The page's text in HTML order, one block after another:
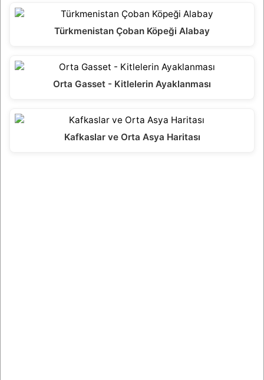
Türkmenistan Çoban Köpeği Alabay
Orta Gasset - Kitlelerin Ayaklanması
Kafkaslar ve Orta Asya Haritası